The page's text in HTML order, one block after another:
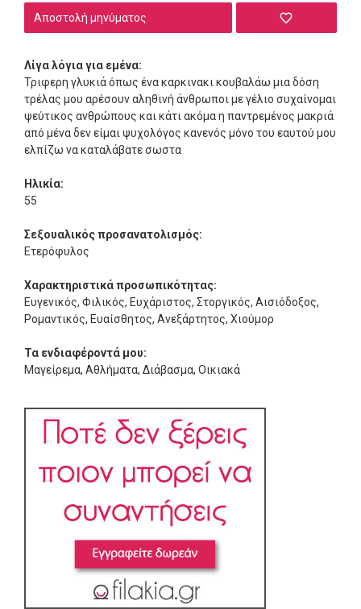
Αποστολή μηνύματος
Λίγα λόγια για εμένα:
Τριφερη γλυκιά όπως ένα καρκινακι κουβαλάω μια δόση
τρέλας μου αρέσουν αληθινή άνθρωποι με γέλιο συχαίνομαι
ψεύτικος ανθρώπους και κάτι ακόμα η παντρεμένος μακριά
από μένα δεν είμαι ψυχολόγος κανενός μόνο του εαυτού μου
ελπίζω να καταλάβατε σωστα
Ηλικία:
55
Σεξουαλικός προσανατολισμός:
Ετερόφυλος
Χαρακτηριστικά προσωπικότητας:
Ευγενικός, Φιλικός, Ευχάριστος, Στοργικός, Αισιόδοξος,
Ρομαντικός, Ευαίσθητος, Ανεξάρτητος, Χιούμορ
Τα ενδιαφέροντά μου:
Μαγείρεμα, Αθλήματα, Διάβασμα, Οικιακά